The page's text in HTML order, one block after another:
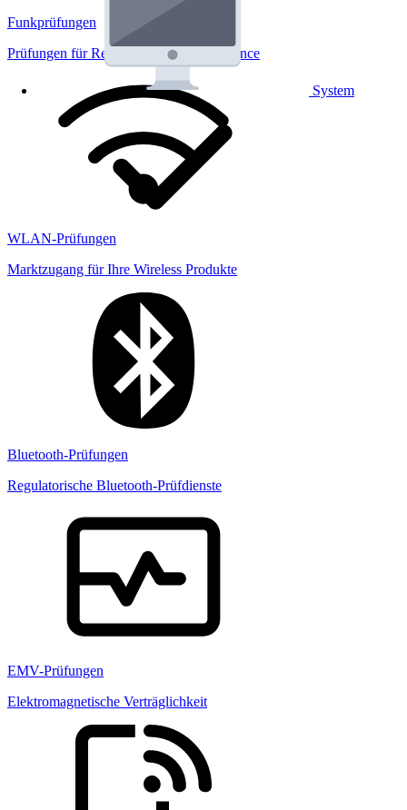
System
Funkprüfungen
Prüfungen für Regulatorik und Performance
WLAN-Prüfungen
Marktzugang für Ihre Wireless Produkte
Bluetooth-Prüfungen
Regulatorische Bluetooth-Prüfdienste
EMV-Prüfungen
Elektromagnetische Verträglichkeit